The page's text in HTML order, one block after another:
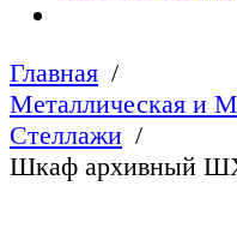
Главная
Металлическая и
Стеллажи
Шкаф архивный